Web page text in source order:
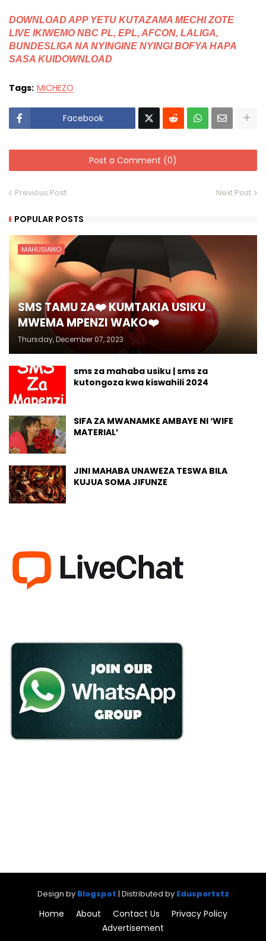
DOWNLOAD APP YETU KUTAZAMA MECHI ZOTE
LIVE IKIWEMO NBC PL, EPL, AFCON, LALIGA,
BUNDESLIGA NA NYINGINE NYINGI BOFYA HAPA
SASA KUIDOWNLOAD
Tags: MICHEZO
Facebook
Post a Comment (0)
Previous Post Next Post
POPULAR POSTS
MAHUSIANO
SMS TAMU ZA❤️ KUMTAKIA USIKU
MWEMA MPENZI WAKO❤️
Thursday, December 07, 2023
sms za mahaba usiku | sms za
kutongoza kwa kiswahili 2024
SIFA ZA MWANAMKE AMBAYE NI ‘WIFE
MATERIAL’
JINI MAHABA UNAWEZA TESWA BILA
KUJUA SOMA JIFUNZE
Design by Blogspot | Distributed by Edusportstz
Home About Contact Us
Privacy Policy
Advertisement